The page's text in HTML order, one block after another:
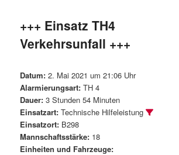
+++ Einsatz TH4
Verkehrsunfall +++
Datum: 2. Mai 2021 um 21:06 Uhr
Alarmierungsart: TH 4
Dauer: 3 Stunden 54 Minuten
Einsatzart: Technische Hilfeleistung
Einsatzort: B298
Mannschaftsstärke: 18
Einheiten und Fahrzeuge: